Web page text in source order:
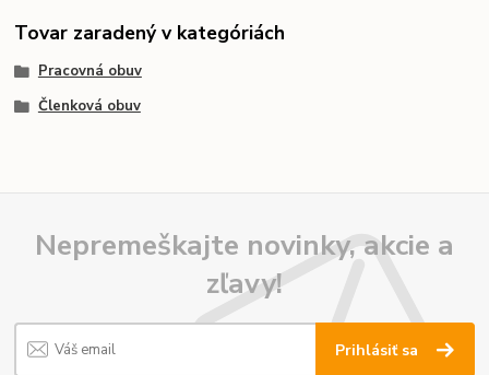
Tovar zaradený v kategóriách
Pracovná obuv
Členková obuv
Nepremeškajte novinky, akcie a
zľavy!
Prihlásiť sa